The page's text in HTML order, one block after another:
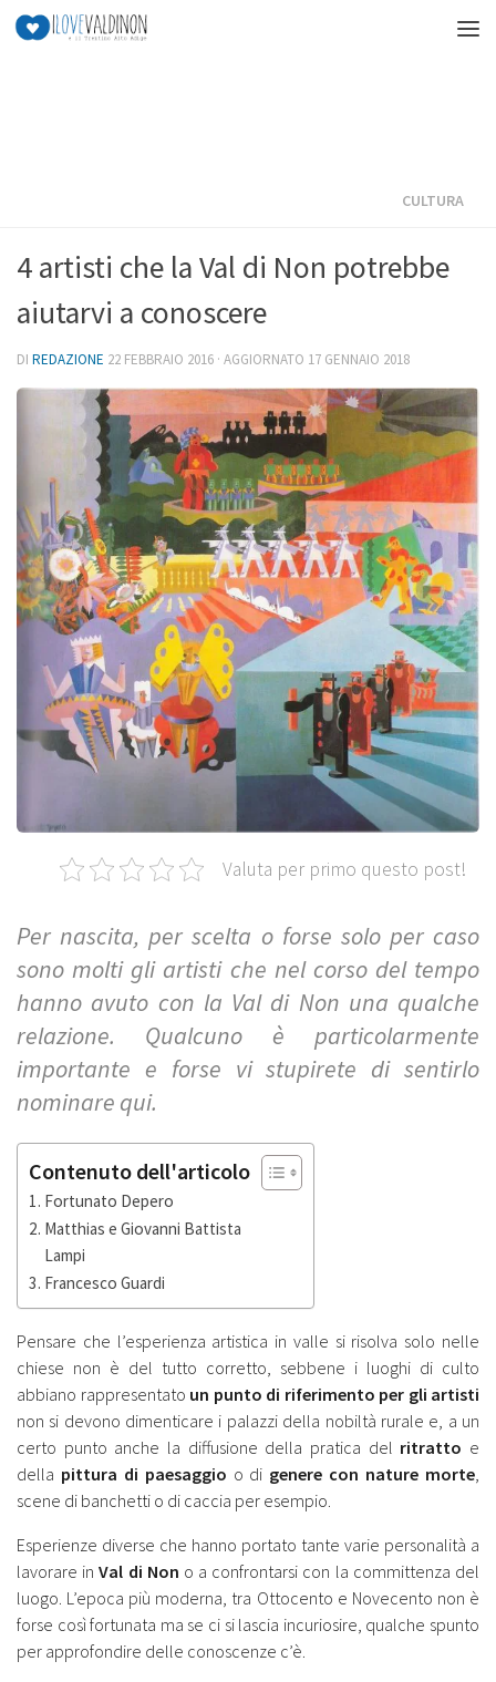
Salta al contenuto
CULTURA
4 artisti che la Val di Non potrebbe
aiutarvi a conoscere
DI REDAZIONE 22 FEBBRAIO 2016 · AGGIORNATO 17 GENNAIO 2018
Valuta per primo questo post!
Per nascita, per scelta o forse solo per caso
sono molti gli artisti che nel corso del tempo
hanno avuto con la Val di Non una qualche
relazione. Qualcuno è particolarmente
importante e forse vi stupirete di sentirlo
nominare qui.
Contenuto dell'articolo
Fortunato Depero
Matthias e Giovanni Battista
Lampi
Francesco Guardi
Pensare che l’esperienza artistica in valle si risolva solo nelle
chiese non è del tutto corretto, sebbene i luoghi di culto
abbiano rappresentato un punto di riferimento per gli artisti
non si devono dimenticare i palazzi della nobiltà rurale e, a un
certo punto anche la diffusione della pratica del ritratto e
della pittura di paesaggio o di genere con nature morte
scene di banchetti o di caccia per esempio.
Esperienze diverse che hanno portato tante varie personalità a
lavorare inVal di Non o a confrontarsi con la committenza del
luogo. L’epoca più moderna, tra Ottocento e Novecento non è
forse così fortunata ma se ci si lascia incuriosire, qualche spunto
per approfondire delle conoscenze c’è.